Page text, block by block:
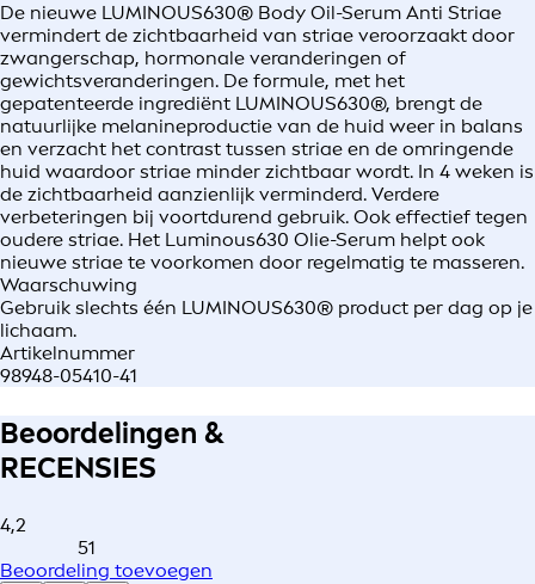
De nieuwe LUMINOUS630® Body Oil-Serum Anti Striae
vermindert de zichtbaarheid van striae veroorzaakt door
zwangerschap, hormonale veranderingen of
gewichtsveranderingen. De formule, met het
gepatenteerde ingrediënt LUMINOUS630®, brengt de
natuurlijke melanineproductie van de huid weer in balans
en verzacht het contrast tussen striae en de omringende
huid waardoor striae minder zichtbaar wordt. In 4 weken is
de zichtbaarheid aanzienlijk verminderd. Verdere
verbeteringen bij voortdurend gebruik. Ook effectief tegen
oudere striae. Het Luminous630 Olie-Serum helpt ook
nieuwe striae te voorkomen door regelmatig te masseren.
Waarschuwing
Gebruik slechts één LUMINOUS630® product per dag op je
lichaam.
Artikelnummer
98948-05410-41
Beoordelingen &
RECENSIES
4,2
51
Beoordeling toevoegen